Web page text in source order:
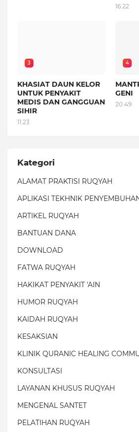
16.22
3
KHASIAT DAUN KELOR
UNTUK PENYAKIT
MEDIS DAN GANGGUAN
SIHIR
11.23
4
GENI
20.49
Kategori
ALAMAT PRAKTISI RUQYAH
APLIKASI TEKHNIK
ARTIKEL RUQYAH
BANTUAN DANA
DOWNLOAD
FATWA RUQYAH
HAKIKAT PENYAKIT 'AIN
HUMOR RUQYAH
KAIDAH RUQYAH
KESAKSIAN
KLINIK QURANIC HEALING
KONSULTASI
LAYANAN KHUSUS RUQYAH
MENGENAL SANTET
PELATIHAN RUQYAH